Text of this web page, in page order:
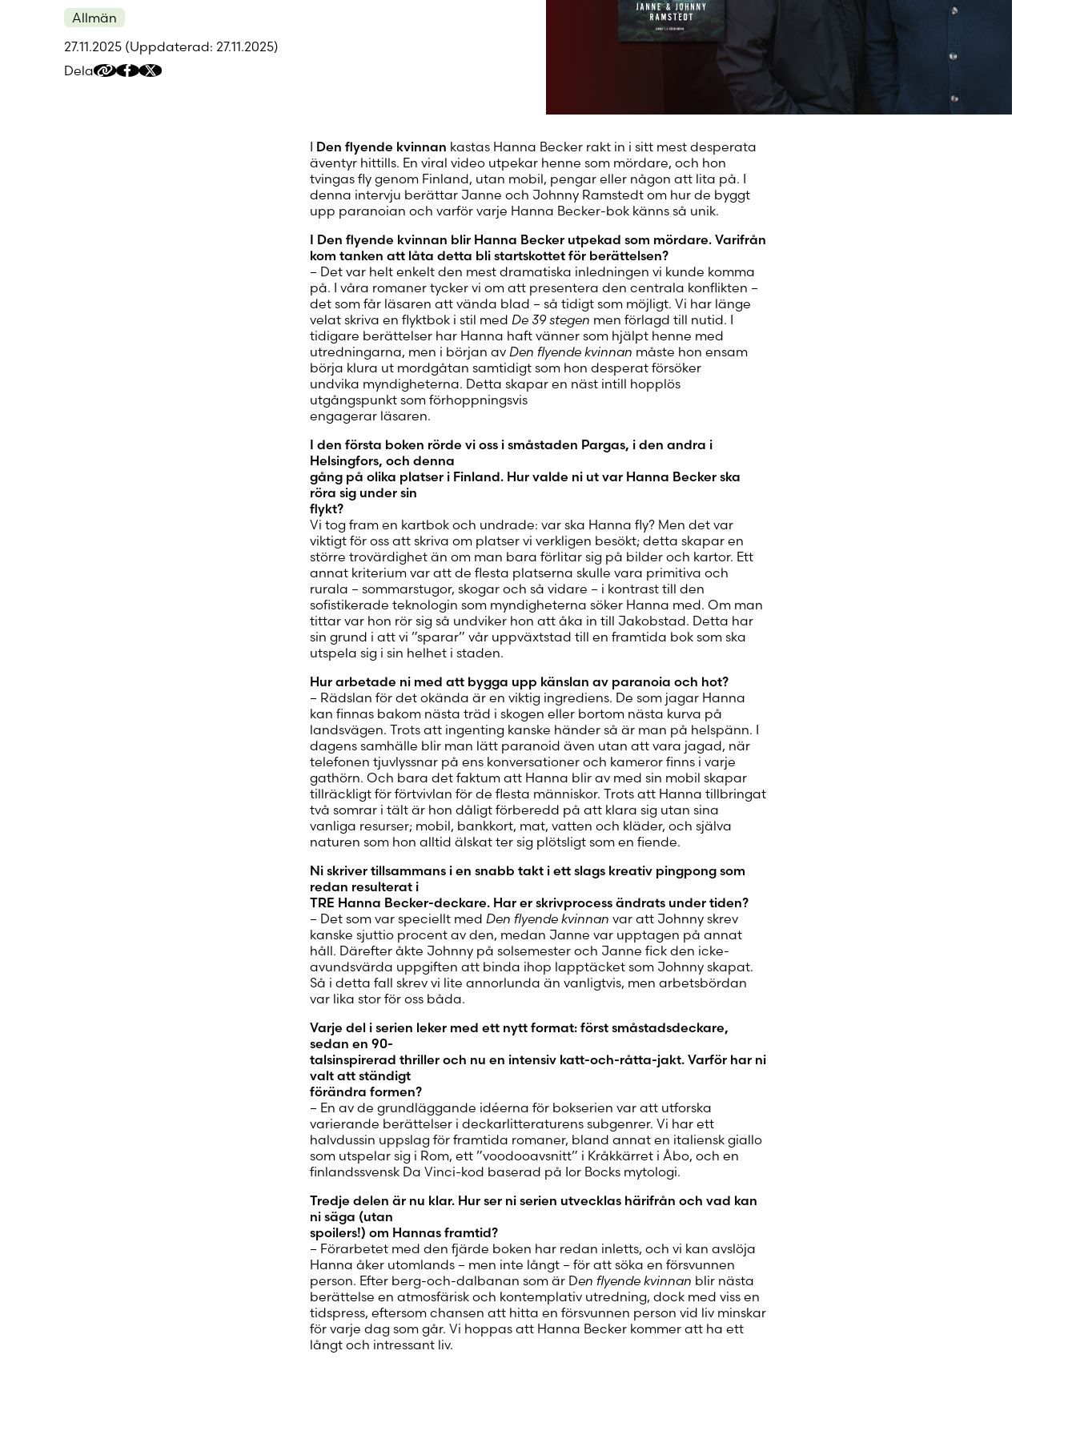
Skapa nytt konto
Allmän
27.11.2025 (Uppdaterad: 27.11.2025)
Dela
Kopiera
DelaDela
I Den flyende kvinnan kastas Hanna Becker rakt in i sitt mest desperata
äventyr hittills. En viral video utpekar henne som mördare, och hon
tvingas fly genom Finland, utan mobil, pengar eller någon att lita på. I
denna intervju berättar Janne och Johnny Ramstedt om hur de byggt
upp paranoian och varför varje Hanna Becker-bok känns så unik.
I Den flyende kvinnan blir Hanna Becker utpekad som mördare. Varifrån
kom tanken att låta detta bli startskottet för berättelsen?
– Det var helt enkelt den mest dramatiska inledningen vi kunde komma
på. I våra romaner tycker vi om att presentera den centrala konflikten –
det som får läsaren att vända blad – så tidigt som möjligt. Vi har länge
velat skriva en flyktbok i stil med De 39 stegen men förlagd till nutid. I
tidigare berättelser har Hanna haft vänner som hjälpt henne med
utredningarna, men i början av Den flyende kvinnan måste hon ensam
börja klura ut mordgåtan samtidigt som hon desperat försöker
undvika myndigheterna. Detta skapar en näst intill hopplös
utgångspunkt som förhoppningsvis
engagerar läsaren.
I den första boken rörde vi oss i småstaden Pargas, i den andra i
Helsingfors, och denna
gång på olika platser i Finland. Hur valde ni ut var Hanna Becker ska
röra sig under sin
flykt?
Vi tog fram en kartbok och undrade: var ska Hanna fly? Men det var
viktigt för oss att skriva om platser vi verkligen besökt; detta skapar en
större trovärdighet än om man bara förlitar sig på bilder och kartor. Ett
annat kriterium var att de flesta platserna skulle vara primitiva och
rurala – sommarstugor, skogar och så vidare – i kontrast till den
sofistikerade teknologin som myndigheterna söker Hanna med. Om man
tittar var hon rör sig så undviker hon att åka in till Jakobstad. Detta har
sin grund i att vi ”sparar” vår uppväxtstad till en framtida bok som ska
utspela sig i sin helhet i staden.
Hur arbetade ni med att bygga upp känslan av paranoia och hot?
– Rädslan för det okända är en viktig ingrediens. De som jagar Hanna
kan finnas bakom nästa träd i skogen eller bortom nästa kurva på
landsvägen. Trots att ingenting kanske händer så är man på helspänn. I
dagens samhälle blir man lätt paranoid även utan att vara jagad, när
telefonen tjuvlyssnar på ens konversationer och kameror finns i varje
gathörn. Och bara det faktum att Hanna blir av med sin mobil skapar
tillräckligt för förtvivlan för de flesta människor. Trots att Hanna tillbringat
två somrar i tält är hon dåligt förberedd på att klara sig utan sina
vanliga resurser; mobil, bankkort, mat, vatten och kläder, och själva
naturen som hon alltid älskat ter sig plötsligt som en fiende.
Ni skriver tillsammans i en snabb takt i ett slags kreativ pingpong som
redan resulterat i
TRE Hanna Becker-deckare. Har er skrivprocess ändrats under tiden?
– Det som var speciellt med Den flyende kvinnan var att Johnny skrev
kanske sjuttio procent av den, medan Janne var upptagen på annat
håll. Därefter åkte Johnny på solsemester och Janne fick den icke-
avundsvärda uppgiften att binda ihop lapptäcket som Johnny skapat.
Så i detta fall skrev vi lite annorlunda än vanligtvis, men arbetsbördan
var lika stor för oss båda.
Varje del i serien leker med ett nytt format: först småstadsdeckare,
sedan en 90-
talsinspirerad thriller och nu en intensiv katt-och-råtta-jakt. Varför har ni
valt att ständigt
förändra formen?
– En av de grundläggande idéerna för bokserien var att utforska
varierande berättelser i deckarlitteraturens subgenrer. Vi har ett
halvdussin uppslag för framtida romaner, bland annat en italiensk giallo
som utspelar sig i Rom, ett ”voodooavsnitt” i Kråkkärret i Åbo, och en
finlandssvensk Da Vinci-kod baserad på Ior Bocks mytologi.
Tredje delen är nu klar. Hur ser ni serien utvecklas härifrån och vad kan
ni säga (utan
spoilers!) om Hannas framtid?
– Förarbetet med den fjärde boken har redan inletts, och vi kan avslöja
Hanna åker utomlands – men inte långt – för att söka en försvunnen
person. Efter berg-och-dalbanan som är Den flyende kvinnan blir nästa
berättelse en atmosfärisk och kontemplativ utredning, dock med viss en
tidspress, eftersom chansen att hitta en försvunnen person vid liv minskar
för varje dag som går. Vi hoppas att Hanna Becker kommer att ha ett
långt och intressant liv.